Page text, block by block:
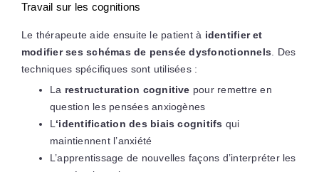
Travail sur les cognitions
Le thérapeute aide ensuite le patient à identifier et
modifier ses schémas de pensée dysfonctionnels . Des
techniques spécifiques sont utilisées :
La restructuration cognitive pour remettre en
question les pensées anxiogènes
L ‘identification des biais cognitifs qui
maintiennent l’anxiété
L’apprentissage de nouvelles façons d’interpréter les